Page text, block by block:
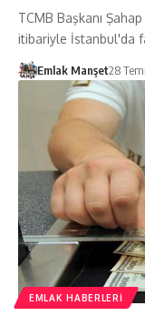
TCMB Başkanı
itibariyle İstanbul'da
Emlak Manşet28
EMLAK HABERLERI